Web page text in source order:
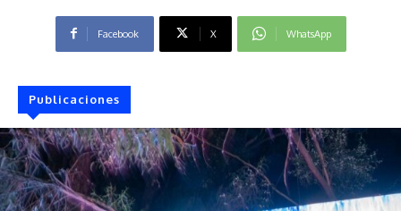
Facebook X WhatsApp
Publicaciones